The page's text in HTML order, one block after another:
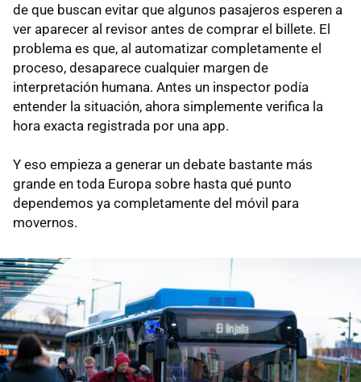
de que buscan evitar que algunos pasajeros esperen a
ver aparecer al revisor antes de comprar el billete. El
problema es que, al automatizar completamente el
proceso, desaparece cualquier margen de
interpretación humana. Antes un inspector podía
entender la situación, ahora simplemente verifica la
hora exacta registrada por una app.
Y eso empieza a generar un debate bastante más
grande en toda Europa sobre hasta qué punto
dependemos ya completamente del móvil para
movernos.